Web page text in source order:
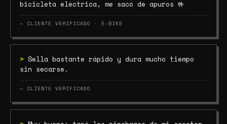
bicicleta eléctrica, me sacó de apuros 🤟
— CLIENTE VERIFICADO · E-BIKE
> Sella bastante rápido y dura mucho tiempo
sin secarse.
— CLIENTE VERIFICADO